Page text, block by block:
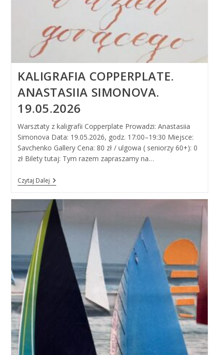
KALIGRAFIA COPPERPLATE.
ANASTASIIA SIMONOVA.
19.05.2026
Warsztaty z kaligrafii Copperplate Prowadzi: Anastasiia
Simonova Data: 19.05.2026, godz. 17:00–19:30 Miejsce:
Savchenko Gallery Cena: 80 zł / ulgowa ( seniorzy 60+): 0
zł Bilety tutaj: Tym razem zapraszamy na…
Czytaj DalejKaligrafia
Copperplate.
Simonova.
19.05.2026